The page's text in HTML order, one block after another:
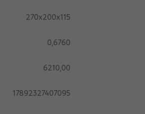
270x200x115
0,6760
6210,00
17892327407095